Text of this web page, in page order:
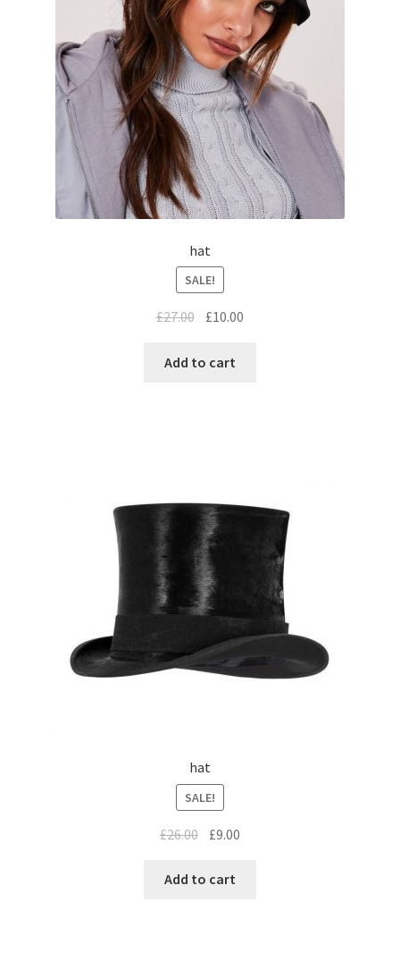
hat
SALE!
£27.00 £10.00
Add to cart
hat
SALE!
£26.00 £9.00
Add to cart